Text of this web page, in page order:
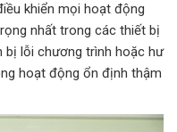
khiển mọi hoạt động
nhất trong các thiết bị
bị lỗi chương trình hoặc hư
hoạt động ổn định thậm